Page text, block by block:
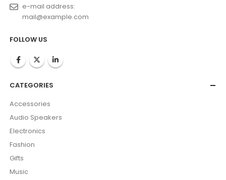
e-mail address:
mail@example.com
FOLLOW US
CATEGORIES
Accessories
Audio Speakers
Electronics
Fashion
Gifts
Music